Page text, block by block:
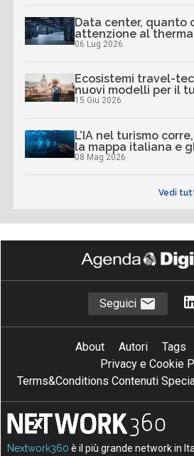
Data center, quanto
attenzione al
06 Lug 2026
Ecosistemi travel-
nuovi modelli per il
15 Giu 2026
L’IA nel turismo
la mappa italiana e
08 Mag 2026
Vedi
Seguici
About Autori Tags
Privacy e Cookie
Terms&Conditions Contenuti
Nextwork360 è il più grande network in